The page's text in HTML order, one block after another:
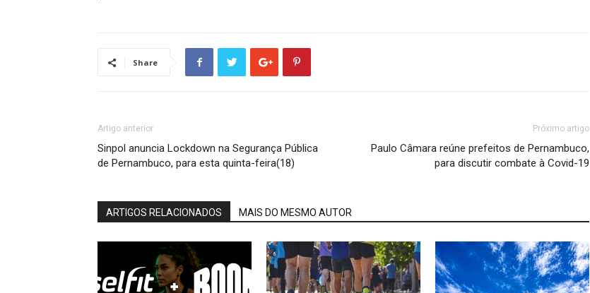
Share
Artigo anterior
Sinpol anuncia Lockdown na Segurança Pública
de Pernambuco, para esta quinta-feira(18)
Próximo artigo
Paulo Câmara reúne prefeitos de Pernambuco,
para discutir combate à Covid-19
ARTIGOS RELACIONADOS MAIS DO MESMO AUTOR